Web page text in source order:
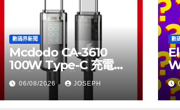
數碼界新聞
Mcdodo CA-3610
100W Type-C 充電線
正式上市，售價
HK$115
06/08/2026 JOSEPH
數